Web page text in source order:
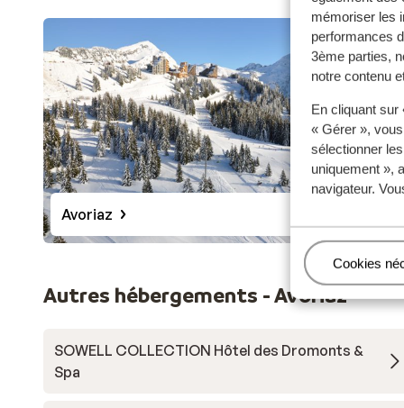
mémoriser les
performances
3ème parties,
notre contenu
En cliquant
« Gérer »,
sélectionner
uniquement »,
navigateur.
Gérer
Cookies
Avoriaz
Autres hébergements - Avoriaz
SOWELL COLLECTION Hôtel des Dromonts &
Spa